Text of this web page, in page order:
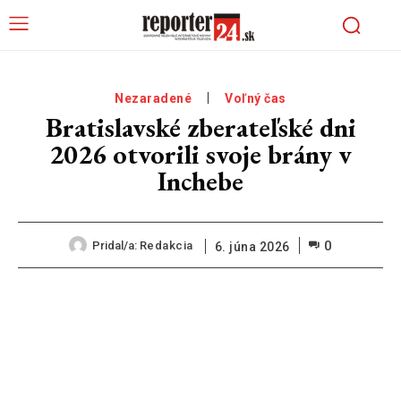
Nezaradené Voľný čas
Bratislavské zberateľské dni
2026 otvorili svoje brány v
Inchebe
Pridal/a: Redakcia 6. júna 2026 0